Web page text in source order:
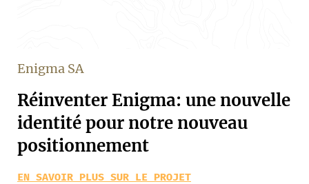
Enigma SA
Réinventer Enigma: une nouvelle
identité pour notre nouveau
positionnement
EN SAVOIR PLUS SUR LE PROJET